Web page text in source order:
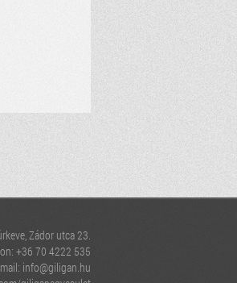
Zádor utca 23.
+36 70 4222 535
info@giligan.hu